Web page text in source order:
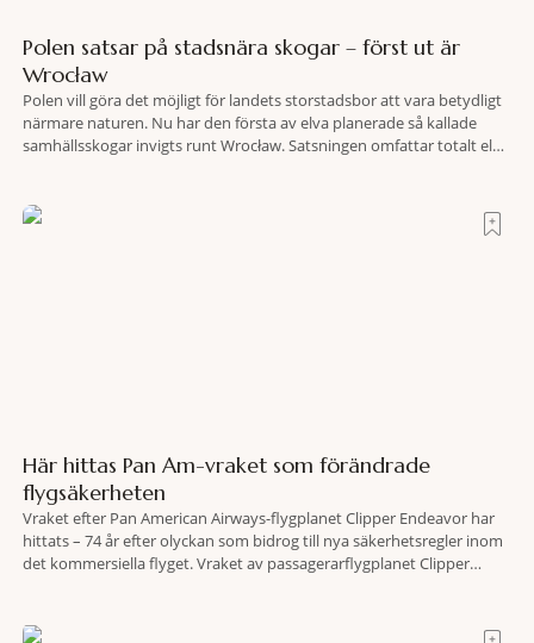
Polen satsar på stadsnära skogar – först ut är
Wrocław
Polen vill göra det möjligt för landets storstadsbor att vara betydligt
närmare naturen. Nu har den första av elva planerade så kallade
samhällsskogar invigts runt Wrocław. Satsningen omfattar totalt elva
fler människor ska kunna promenera, motionera
Här hittas Pan Am-vraket som förändrade
flygsäkerheten
Vraket efter Pan American Airways-flygplanet Clipper Endeavor har
hittats – 74 år efter olyckan som bidrog till nya säkerhetsregler inom
det kommersiella flyget. Vraket av passagerarflygplanet Clipper
lokaliserades den 2 juni i år med hjälp